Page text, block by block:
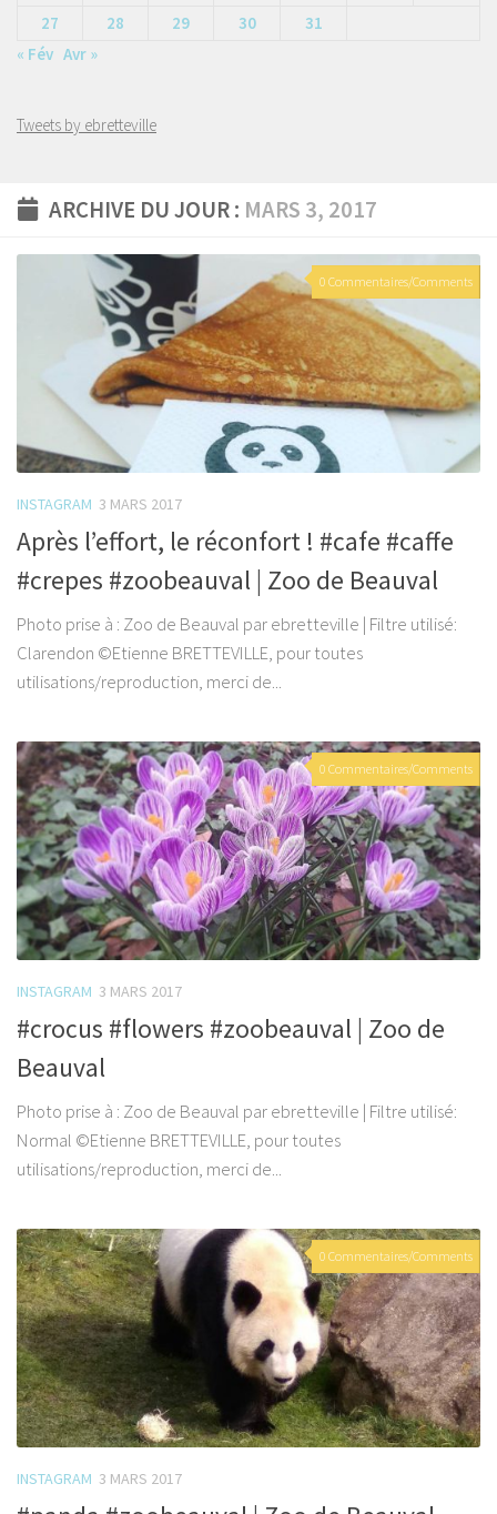
ARCHIVE DU JOUR : MARS 3, 2017
0 Commentaires/Comments
INSTAGRAM 3 MARS 2017
Après l’effort, le réconfort ! #cafe #caffe
#crepes #zoobeauval | Zoo de Beauval
Photo prise à : Zoo de Beauval par ebretteville | Filtre utilisé:
Clarendon ©Etienne BRETTEVILLE, pour toutes
utilisations/reproduction, merci de...
0 Commentaires/Comments
INSTAGRAM 3 MARS 2017
#crocus #flowers #zoobeauval | Zoo de
Beauval
Photo prise à : Zoo de Beauval par ebretteville | Filtre utilisé:
Normal ©Etienne BRETTEVILLE, pour toutes
utilisations/reproduction, merci de...
0 Commentaires/Comments
INSTAGRAM 3 MARS 2017
27
28 29 30
31
« Fév Avr »
Tweets by ebretteville